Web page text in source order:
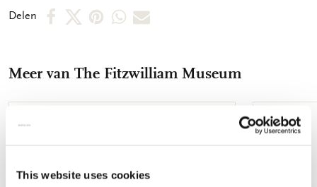
This website uses cookies
een krasvrije en streeploze reiniging van (zonne)brillen en
beeldschermen, zonder gebruik van schoonmaakmiddelen.
Brillendoekje - Formaat: 18 x 15 cm - Enkelzijdig bedrukt
drogen
Delen
DeelDeelDeelDeelDeel
mail
Meer van The Fitzwilliam Museum
Toevoegen